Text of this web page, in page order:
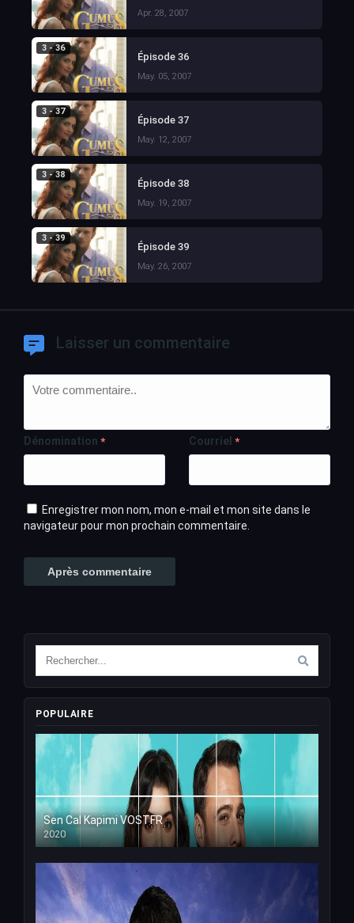
Apr. 28, 2007
3 - 36
Épisode 36
May. 05, 2007
3 - 37
Épisode 37
May. 12, 2007
3 - 38
Épisode 38
May. 19, 2007
3 - 39
Épisode 39
May. 26, 2007
Laisser un commentaire
Dénomination * Courriel *
Enregistrer mon nom, mon e-mail et mon site dans le
navigateur pour mon prochain commentaire.
POPULAIRE
Sen Cal Kapimi VOSTFR
2020